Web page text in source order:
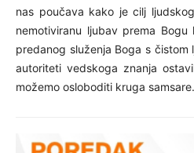
nas poučava kako je cilj
nemotiviranu ljubav prema
predanog služenja Boga s čistom
autoriteti vedskoga znanja
možemo osloboditi kruga samsare.